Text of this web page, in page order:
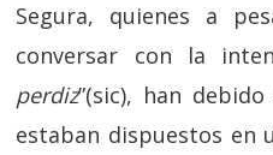
Segura, quienes a
conversar con la
perdiz”(sic), han
estaban dispuestos en